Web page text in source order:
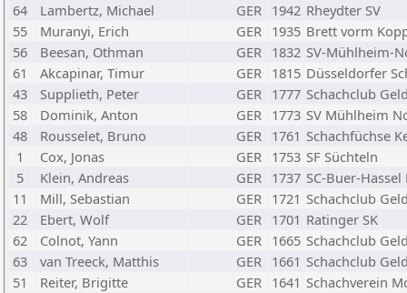
64
Lambertz, Michael GER 1942 Rheydter SV
55
Muranyi, Erich GER 1935 Brett vorm
56
Beesan, Othman GER 1832 SV-Mühlheim-
61
Akcapinar, Timur GER 1815 Düsseldorfer
43
Supplieth, Peter GER 1777 Schachclub
58
Dominik, Anton GER 1773 SV Mühlheim
48
Rousselet, Bruno GER 1761 Schachfüchse
1
Cox, Jonas GER 1753 SF Süchteln
5
Klein, Andreas GER 1737 SC-Buer-
11
Mill, Sebastian GER 1721 Schachclub
22
Ebert, Wolf GER 1701 Ratinger SK
62
Colnot, Yann GER 1665 Schachclub
63
van Treeck, Matthis GER 1661 Schachclub
51
Reiter, Brigitte GER 1641 Schachverein